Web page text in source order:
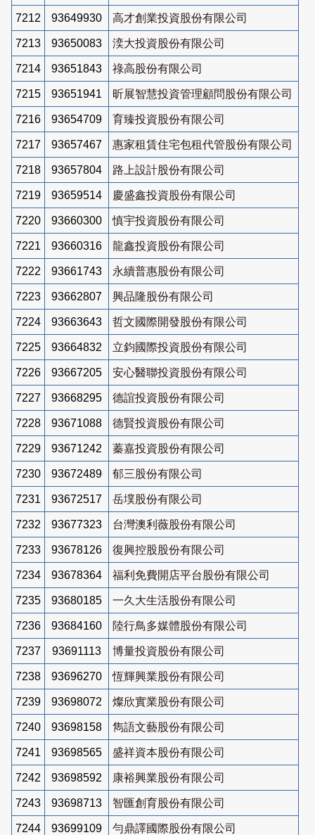
7212 93649930 高才創業投資股份有限公司
7213 93650083 湙大投資股份有限公司
7214 93651843 祿高股份有限公司
7215 93651941 昕展智慧投資管理顧問股份有限公司
7216 93654709 育臻投資股份有限公司
7217 93657467 惠家租賃住宅包租代管股份有限公司
7218 93657804 路上設計股份有限公司
7219 93659514 慶盛鑫投資股份有限公司
7220 93660300 慎宇投資股份有限公司
7221 93660316 龍鑫投資股份有限公司
7222 93661743 永續普惠股份有限公司
7223 93662807 興品隆股份有限公司
7224 93663643 哲文國際開發股份有限公司
7225 93664832 立鈞國際投資股份有限公司
7226 93667205 安心醫聯投資股份有限公司
7227 93668295 德誼投資股份有限公司
7228 93671088 德賢投資股份有限公司
7229 93671242 蓁嘉投資股份有限公司
7230 93672489 郁三股份有限公司
7231 93672517 岳墣股份有限公司
7232 93677323 台灣澳利薇股份有限公司
7233 93678126 復興控股股份有限公司
7234 93678364 福利免費開店平台股份有限公司
7235 93680185 一久大生活股份有限公司
7236 93684160 陸行鳥多媒體股份有限公司
7237 93691113 博量投資股份有限公司
7238 93696270 恆輝興業股份有限公司
7239 93698072 燦欣實業股份有限公司
7240 93698158 雋語文藝股份有限公司
7241 93698565 盛祥資本股份有限公司
7242 93698592 康裕興業股份有限公司
7243 93698713 智匯創育股份有限公司
7244 93699109 勻鼎譯國際股份有限公司